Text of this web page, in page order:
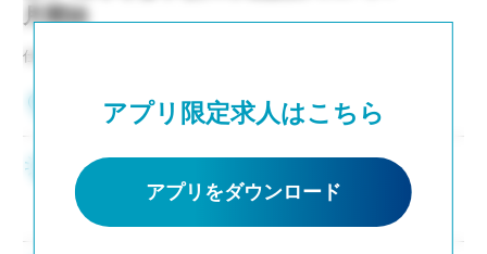
アプリ限定求人はこちら
アプリをダウンロード
月開始
仕事NO：非公開
兵庫県西宮市
未経験でも安心のフォロー体制と研修制度 ・学校
のアタリマエに染まっていない未経験者の方を大
歓迎！ ・新卒や未経験の方はまず「副担任」から